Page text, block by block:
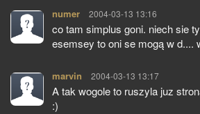
numer pisze:
2004-03-13 13:16
co tam simplus goni. niech sie
esemsey to oni se mogą w d....
marvin pisze:
2004-03-13 13:17
A tak wogole to ruszyla juz
:)